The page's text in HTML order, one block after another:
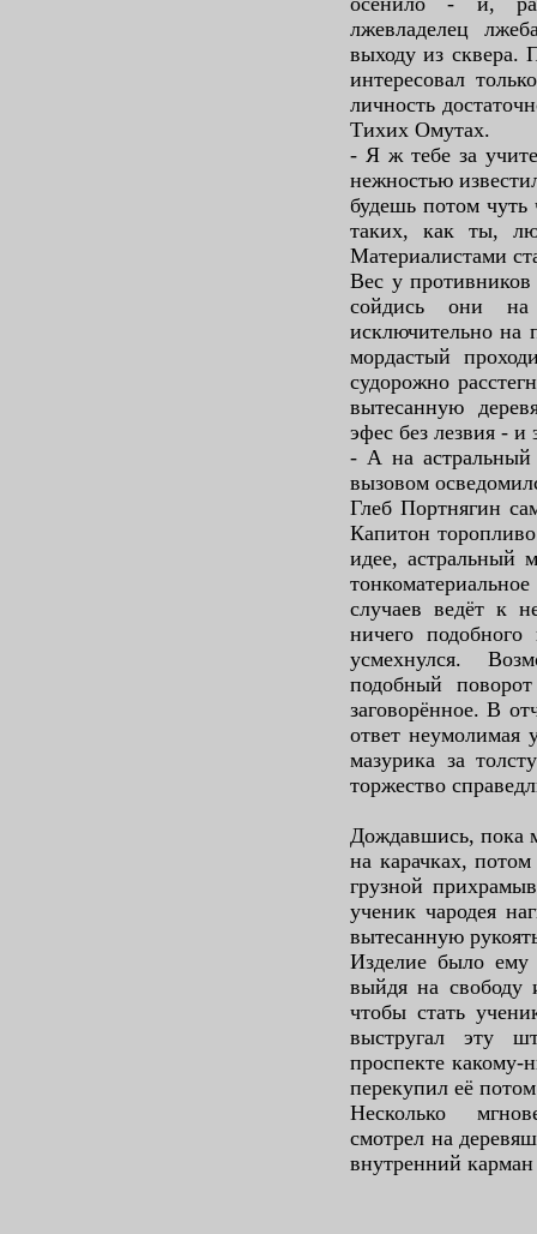
лжевладелец
выходу из сквера.
интересовал
личность
Тихих Омутах.
- Я ж тебе за
нежностью
будешь потом чуть
таких, как ты,
Материалистами
Вес у
сойдись они
исключительно на
мордастый
судорожно
вытесанную
эфес без лезвия - и
- А на
вызовом
Глеб Портнягин
Капитон
идее, астральный
случаев ведёт к
ничего
усмехнулся.
подобный
заговорённое. В
ответ неумолимая
мазурика за
торжество
Дождавшись, пока
на карачках,
грузной
ученик чародея
вытесанную
Изделие было ему
выйдя на
чтобы стать
выстругал эту
проспекте какому-
перекупил её
Несколько
смотрел на
внутренний